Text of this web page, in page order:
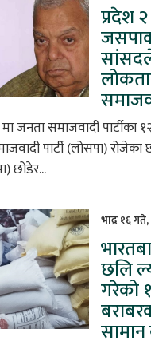
प्रदेश
जनता समाजवादी पार्टीका
पार्टी (लोसपा)
छोडेर...
भाद्र १६
छलि
गरेको